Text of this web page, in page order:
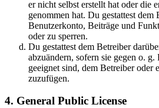
er nicht selbst erstellt hat oder die
genommen hat. Du gestattest dem
Benutzerkonto, Beiträge und
oder zu sperren.
Du gestattest dem Betreiber
abzuändern, sofern sie gegen o. g.
geeignet sind, dem Betreiber oder
zuzufügen.
4. General Public License